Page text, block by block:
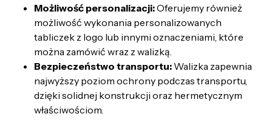
Możliwość personalizacji:Oferujemy również
możliwość wykonania personalizowanych
tabliczek z logo lub innymi oznaczeniami, które
można zamówić wraz z walizką.
Bezpieczeństwo transportu: Walizka zapewnia
najwyższy poziom ochrony podczas transportu,
dzięki solidnej konstrukcji oraz hermetycznym
właściwościom.